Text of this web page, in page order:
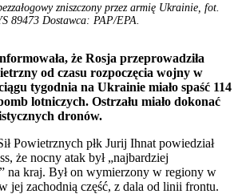
zniszczony przez armię Ukrainie, fot.
89473 Dostawca: PAP/EPA.
że Rosja przeprowadziła
od czasu rozpoczęcia wojny w
tygodnia na Ukrainie miało spaść 114
lotniczych. Ostrzału miało dokonać
dronów.
Powietrznych płk Jurij Ihnat powiedział
że nocny atak był „najbardziej
na kraj. Był on wymierzony w regiony w
jej zachodnią część, z dala od linii frontu.